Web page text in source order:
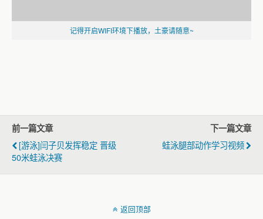
记得开启WIFI环境下播放，土豪请随意~
前一篇文章
[游泳]闫子贝发挥稳定 晋级
50米蛙泳决赛
下一篇文章
蛙泳腿部动作学习视频
返回顶部